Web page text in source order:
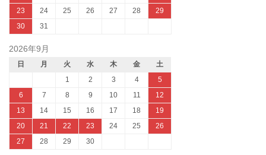
23
24 25 26 27 28
29
30
31
2026年9月
日 月 火 水 木 金
土
1
2 3 4
5
6
7 8 9 10 11
12
13
14 15 16 17 18
19
20
21 22 23 24 25
26
27
28 29 30